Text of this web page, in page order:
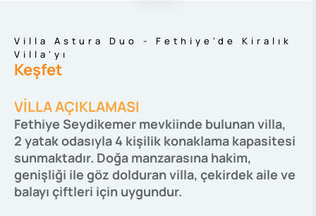
Villa Astura Duo - Fethiye'de Kiralık
Villa'yı
Keşfet
VİLLA AÇIKLAMASI
Fethiye Seydikemer mevkiinde bulunan villa,
2 yatak odasıyla 4 kişilik konaklama kapasitesi
sunmaktadır. Doğa manzarasına hakim,
genişliği ile göz dolduran villa, çekirdek aile ve
balayı çiftleri için uygundur.